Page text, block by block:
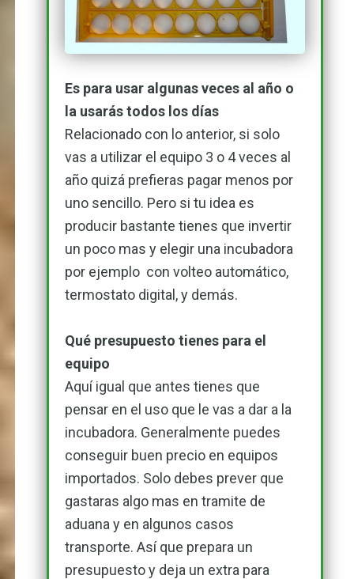
Es para usar algunas veces al año o
la usarás todos los días
Relacionado con lo anterior, si solo
vas a utilizar el equipo 3 o 4 veces al
año quizá prefieras pagar menos por
uno sencillo. Pero si tu idea es
producir bastante tienes que invertir
un poco mas y elegir una incubadora
por ejemplo con volteo automático,
termostato digital, y demás.
Qué presupuesto tienes para el
equipo
Aquí igual que antes tienes que
pensar en el uso que le vas a dar a la
incubadora. Generalmente puedes
conseguir buen precio en equipos
importados. Solo debes prever que
gastaras algo mas en tramite de
aduana y en algunos casos
transporte. Así que prepara un
presupuesto y deja un extra para